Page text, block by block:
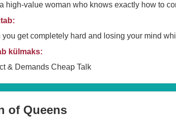
high-value woman who knows exactly how to
you get completely hard and losing your mind
külmaks:
& Demands Cheap Talk
of Queens